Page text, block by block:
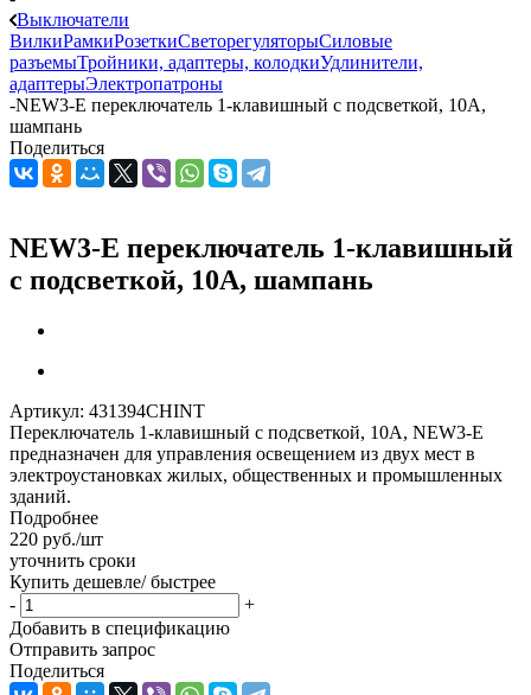
Выключатели
ВилкиРамкиРозеткиСветорегуляторыСиловые
разъемыТройники, адаптеры, колодкиУдлинители,
адаптерыЭлектропатроны
-NEW3-E переключатель 1-клавишный с подсветкой, 10А,
шампань
Поделиться
NEW3-E переключатель 1-клавишный
с подсветкой, 10А, шампань
Артикул: 431394CHINT
Переключатель 1-клавишный с подсветкой, 10А, NEW3-E
предназначен для управления освещением из двух мест в
электроустановках жилых, общественных и промышленных
зданий.
Подробнее
220 руб./шт
уточнить сроки
Купить дешевле/ быстрее
-
+
Добавить в спецификацию
Отправить запрос
Поделиться